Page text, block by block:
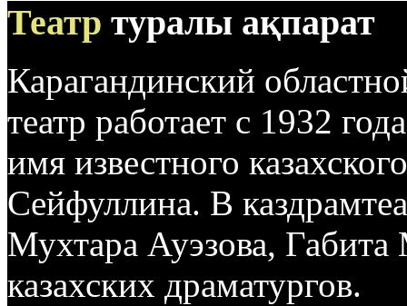
Театр туралы ақпарат
Карагандинский
театр работает с 1932
имя известного
Сейфуллина. В
Мухтара Ауэзова,
казахских драматургов.